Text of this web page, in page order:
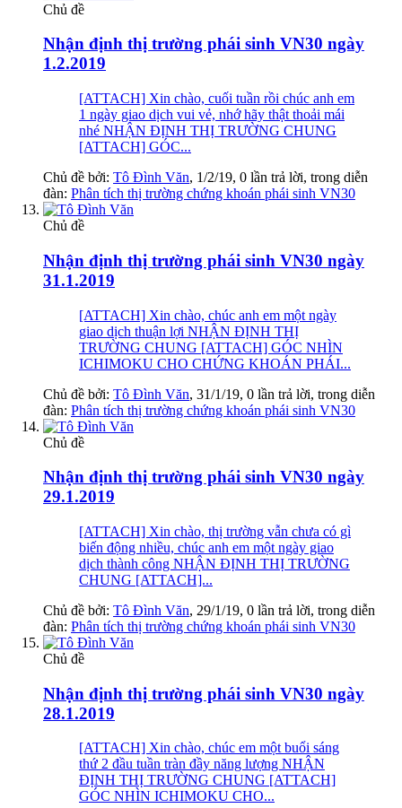
Chủ đề
Nhận định thị trường phái sinh VN30 ngày
1.2.2019
[ATTACH] Xin chào, cuối tuần rồi chúc anh em
1 ngày giao dịch vui vẻ, nhớ hãy thật thoải mái
nhé NHẬN ĐỊNH THỊ TRƯỜNG CHUNG
[ATTACH] GÓC...
Chủ đề bởi: Tô Đình Văn, 1/2/19, 0 lần trả lời, trong diễn
đàn: Phân tích thị trường chứng khoán phái sinh VN30
Chủ đề
Nhận định thị trường phái sinh VN30 ngày
31.1.2019
[ATTACH] Xin chào, chúc anh em một ngày
giao dịch thuận lợi NHẬN ĐỊNH THỊ
TRƯỜNG CHUNG [ATTACH] GÓC NHÌN
ICHIMOKU CHO CHỨNG KHOÁN PHÁI...
Chủ đề bởi: Tô Đình Văn, 31/1/19, 0 lần trả lời, trong diễn
đàn: Phân tích thị trường chứng khoán phái sinh VN30
Chủ đề
Nhận định thị trường phái sinh VN30 ngày
29.1.2019
[ATTACH] Xin chào, thị trường vẫn chưa có gì
biến động nhiều, chúc anh em một ngày giao
dịch thành công NHẬN ĐỊNH THỊ TRƯỜNG
CHUNG [ATTACH]...
Chủ đề bởi: Tô Đình Văn, 29/1/19, 0 lần trả lời, trong diễn
đàn: Phân tích thị trường chứng khoán phái sinh VN30
Chủ đề
Nhận định thị trường phái sinh VN30 ngày
28.1.2019
[ATTACH] Xin chào, chúc em một buổi sáng
thứ 2 đầu tuần tràn đầy năng lượng NHẬN
ĐỊNH THỊ TRƯỜNG CHUNG [ATTACH]
GÓC NHÌN ICHIMOKU CHO...